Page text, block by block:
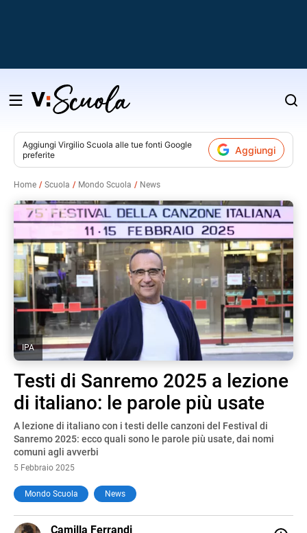
Salta
contenuto
Aggiungi Virgilio Scuola alle tue fonti Google
preferite
Aggiungi
Home Scuola Mondo Scuola News
IPA
Testi di Sanremo 2025 a lezione
di italiano: le parole più usate
A lezione di italiano con i testi delle canzoni del Festival di
Sanremo 2025: ecco quali sono le parole più usate, dai nomi
comuni agli avverbi
5 Febbraio 2025
Mondo Scuola News
Camilla Ferrandi
E-